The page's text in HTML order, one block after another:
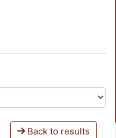
Back to results